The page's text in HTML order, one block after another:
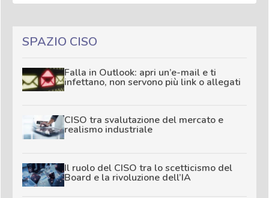
SPAZIO CISO
Falla in Outlook: apri un’e-mail e ti
infettano, non servono più link o allegati
CISO tra svalutazione del mercato e
realismo industriale
Il ruolo del CISO tra lo scetticismo del
Board e la rivoluzione dell’IA